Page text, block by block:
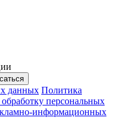
данных Политика
персональных
информационных